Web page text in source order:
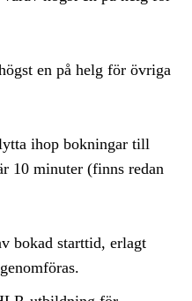
en på helg för övriga
ihop bokningar till
10 minuter (finns redan
bokad starttid, erlagt